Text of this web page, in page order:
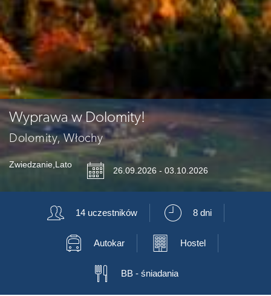
Wyprawa w Dolomity!
Dolomity, Włochy
Zwiedzanie,Lato 📅 26.09.2026 - 03.10.2026
👥 14 uczestników ⏲ 8 dni
🚍 Autokar 🏢 Hostel
🍴 BB - śniadania